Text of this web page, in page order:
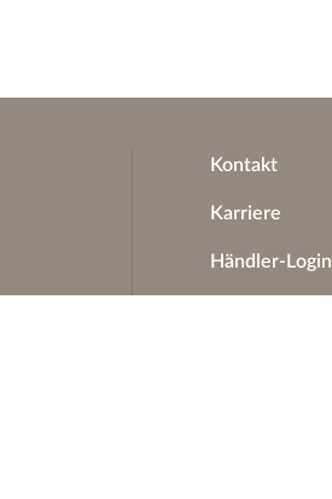
Kontakt
Karriere
Händler-Login